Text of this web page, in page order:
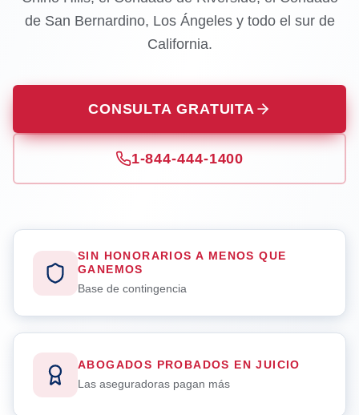
de San Bernardino, Los Ángeles y todo el sur de
California.
CONSULTA GRATUITA
1-844-444-1400
SIN HONORARIOS A MENOS QUE
GANEMOS
Base de contingencia
ABOGADOS PROBADOS EN JUICIO
Las aseguradoras pagan más